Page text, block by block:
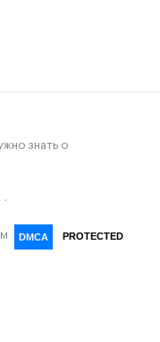
знать о
DMCA PROTECTED